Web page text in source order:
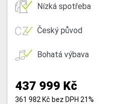
Nízká spotřeba
Český původ
Bohatá výbava
437 999 Kč
361 982 Kč bez DPH 21%